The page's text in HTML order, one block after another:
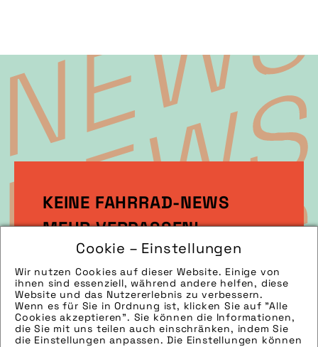
Cookie – Einstellungen
Wir nutzen Cookies auf dieser Website. Einige von
ihnen sind essenziell, während andere helfen, diese
Website und das Nutzererlebnis zu verbessern.
Wenn es für Sie in Ordnung ist, klicken Sie auf "Alle
Cookies akzeptieren". Sie können die Informationen,
die Sie mit uns teilen auch einschränken, indem Sie
die Einstellungen anpassen. Die Einstellungen können
KEINE FAHRRAD-NEWS
MEHR VERPASSEN!
Melden Sie sich gleich zu unserem
Newsletter an!